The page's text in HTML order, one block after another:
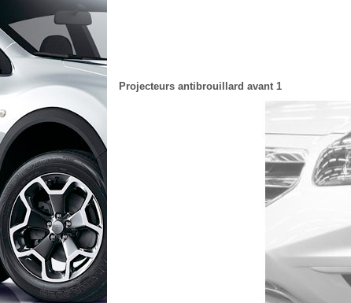
Projecteurs antibrouillard avant 1